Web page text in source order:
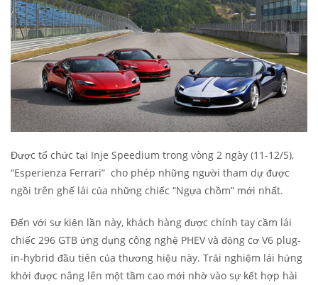
Được tổ chức tại Inje Speedium trong vòng 2 ngày (11-12/5),
“Esperienza Ferrari” cho phép những người tham dự được
ngồi trên ghế lái của những chiếc “Ngựa chồm” mới nhất.
Đến với sự kiện lần này, khách hàng được chính tay cầm lái
chiếc 296 GTB ứng dụng công nghệ PHEV và động cơ V6 plug-
in-hybrid đầu tiên của thương hiệu này. Trải nghiệm lái hứng
khởi được nâng lên một tầm cao mới nhờ vào sự kết hợp hài